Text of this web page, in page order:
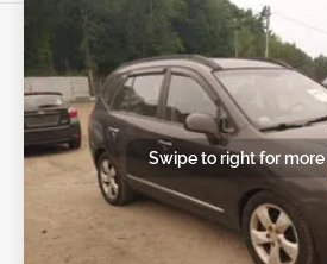
Swipe to right for